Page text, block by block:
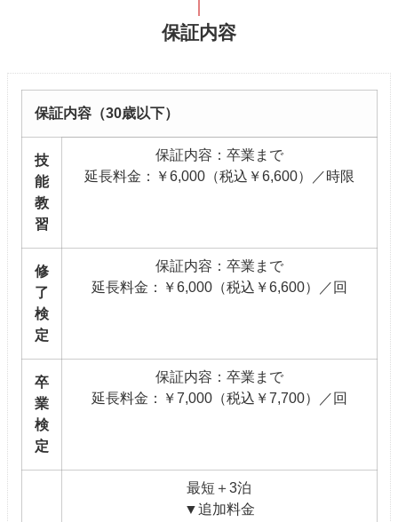
保証内容
保証内容（30歳以下）
技
能
教
習
保証内容：卒業まで
延長料金：￥6,000（税込￥6,600）／時限
修
了
検
定
保証内容：卒業まで
延長料金：￥6,000（税込￥6,600）／回
卒
業
検
定
保証内容：卒業まで
延長料金：￥7,000（税込￥7,700）／回
最短＋3泊
▼追加料金